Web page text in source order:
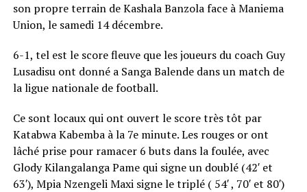
son propre terrain de Kashala Banzola face à Maniema
Union, le samedi 14 décembre.
6-1, tel est le score fleuve que les joueurs du coach Guy
Lusadisu ont donné a Sanga Balende dans un match de
la ligue nationale de football.
Ce sont locaux qui ont ouvert le score très tôt par
Katabwa Kabemba à la 7e minute. Les rouges or ont
lâché prise pour ramacer 6 buts dans la foulée, avec
Glody Kilangalanga Pame qui signe un doublé (42′ et
63′), Mpia Nzengeli Maxi signe le triplé ( 54′ , 70′ et 80′)